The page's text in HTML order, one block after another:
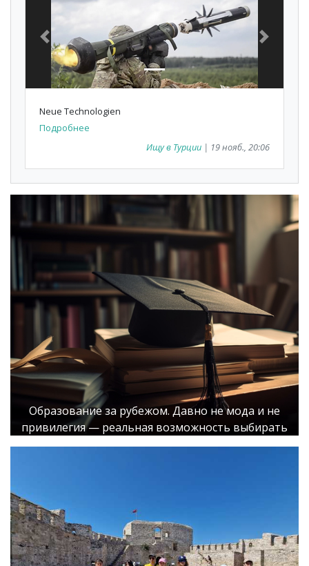
Previous Next
Neue Technologien
Подробнее
Ищу в Турции | 19 нояб., 20:06
Образование за рубежом. Давно не мода и не
привилегия — реальная возможность выбирать